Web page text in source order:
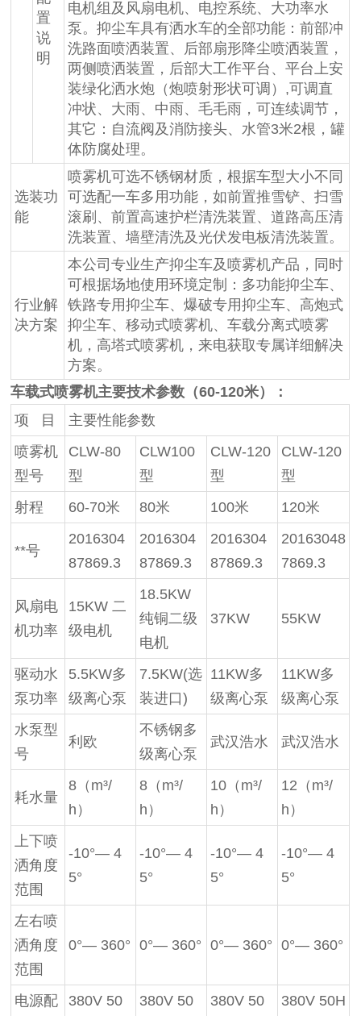
置
说
明
电机组及风扇电机、电控系统、大功率水
泵。抑尘车具有洒水车的全部功能：前部冲
洗路面喷洒装置、后部扇形降尘喷洒装置，
两侧喷洒装置，后部大工作平台、平台上安
装绿化洒水炮（炮喷射形状可调）,可调直
冲状、大雨、中雨、毛毛雨，可连续调节，
其它：自流阀及消防接头、水管3米2根，罐
体防腐处理。
选装功
能
喷雾机可选不锈钢材质，根据车型大小不同
可选配一车多用功能，如前置推雪铲、扫雪
滚刷、前置高速护栏清洗装置、道路高压清
洗装置、墙壁清洗及光伏发电板清洗装置。
行业解
决方案
本公司专业生产抑尘车及喷雾机产品，同时
可根据场地使用环境定制：多功能抑尘车、
铁路专用抑尘车、爆破专用抑尘车、高炮式
抑尘车、移动式喷雾机、车载分离式喷雾
机，高塔式喷雾机，来电获取专属详细解决
方案。
车载式喷雾机主要技术参数（60-120米）：
项 目
主要性能参数
喷雾机
型号
CLW-80
型
CLW100
型
CLW-120
型
CLW-120
型
射程
60-70米 80米 100米 120米
**号
2016304
87869.3
2016304
87869.3
2016304
87869.3
20163048
7869.3
风扇电
机功率
15KW 二
级电机
18.5KW
纯铜二级
电机
37KW 55KW
驱动水
泵功率
5.5KW多
级离心泵
7.5KW(选
装进口)
11KW多
级离心泵
11KW多
级离心泵
水泵型
号
利欧
不锈钢多
级离心泵
武汉浩水 武汉浩水
耗水量
8（m³/
h）
8（m³/
h）
10（m³/
h）
12（m³/
h）
上下喷
洒角度
范围
-10°— 4
5°
-10°— 4
5°
-10°— 4
5°
-10°— 4
5°
左右喷
洒角度
范围
0°— 360° 0°— 360° 0°— 360° 0°— 360°
电源配
380V 50
380V 50
380V 50
380V 50H